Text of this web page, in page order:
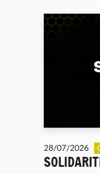
28/07/2026